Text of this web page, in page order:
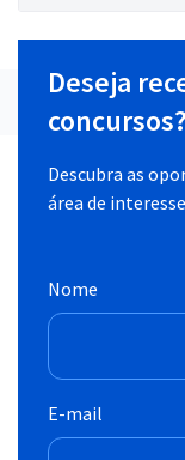
Deseja
concursos?
Descubra as
área de
Nome
E-mail